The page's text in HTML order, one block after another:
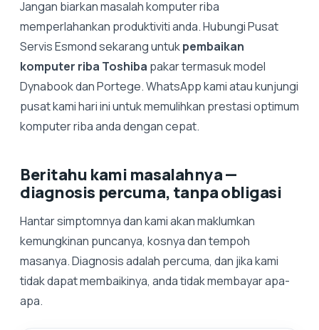
Jangan biarkan masalah komputer riba
memperlahankan produktiviti anda. Hubungi Pusat
Servis Esmond sekarang untukpembaikan
komputer riba Toshiba pakar termasuk model
Dynabook dan Portege. WhatsApp kami atau kunjungi
pusat kami hari ini untuk memulihkan prestasi optimum
komputer riba anda dengan cepat.
Beritahu kami masalahnya —
diagnosis percuma, tanpa obligasi
Hantar simptomnya dan kami akan maklumkan
kemungkinan puncanya, kosnya dan tempoh
masanya. Diagnosis adalah percuma, dan jika kami
tidak dapat membaikinya, anda tidak membayar apa-
apa.